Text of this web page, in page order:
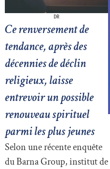
DR
Ce renversement de
tendance, après des
décennies de déclin
religieux, laisse
entrevoir un possible
renouveau spirituel
parmi les plus jeunes
Selon une récente enquête
du Barna Group, institut de